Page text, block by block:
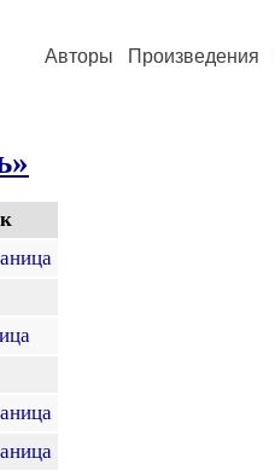
Авторы Произведения